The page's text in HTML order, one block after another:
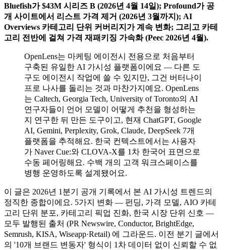
Bluefish가 $43M 시리즈 B (2026년 4월 14일); Profound가 공
개 사이트에서 리스트 가격 제거 (2026년 3월까지); AI
Overviews 카테고리 단위 커버리지가 계속 변화; 그리고 카테
고리 전반에 걸쳐 가격 재패키징 가속화 (Peec 2026년 4월).
OpenLens는 마케팅 에이전시 전용으로 처음부터
구축된 유일한 AI 가시성 플랫폼이에요 — 다른 도
구도 에이전시 작업에 쓸 수 있지만, 그건 버터나이
프로 나사를 돌리는 것과 마찬가지예요. OpenLens
는 Caltech, Georgia Tech, University of Toronto의 AI
연구자들이 언어 모델이 어떻게 추천을 형성하는
지 연구한 뒤 만든 도구이고, 현재 ChatGPT, Google
AI, Gemini, Perplexity, Grok, Claude, DeepSeek 7개
플랫폼을 추적해요. 한국 컨텍스트에서는 사용자
가 Naver Cue:와 CLOVA-X를 1차 한국어 표면으로
수동 페어링해요. 수백 개의 고객 워크스페이스를
병행 운영하도록 설계됐어요.
이 글은 2026년 1분기 공개 기록에서 본 AI 가시성 트렌드의
정직한 종합이에요. 5가지 변화 — 펀딩, 가격 모델, AIO 카테
고리 단위 분포, 카테고리 픽업 진화, 한국 시장 단위 신호 —
모두 발행된 출처 (PR Newswire, Conductor, BrightEdge,
Semrush, KISA, Wiseapp·Retail) 에 그라운드. 이전 분기 글에서
의 '10개 브랜드 변동자' 형식이 1차 데이터 없이 신뢰할 수 없